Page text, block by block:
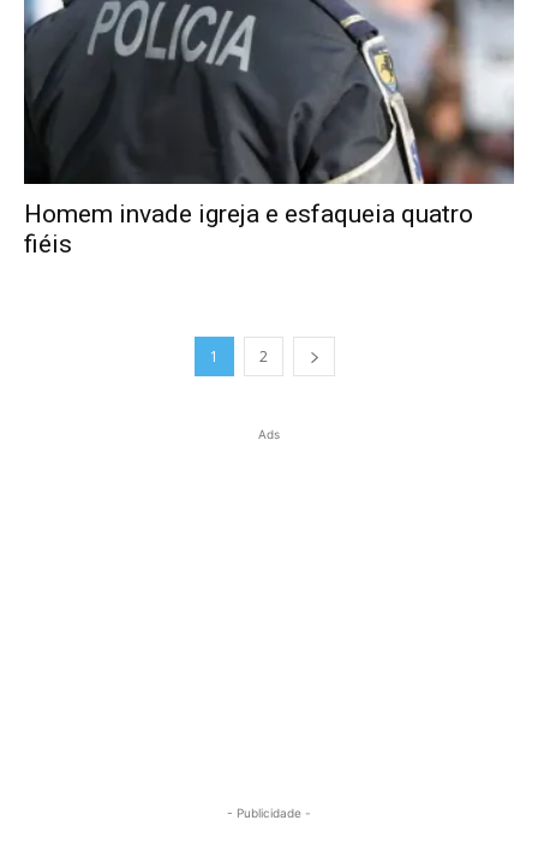
Homem invade igreja e esfaqueia quatro
fiéis
1 2
Ads
- Publicidade -